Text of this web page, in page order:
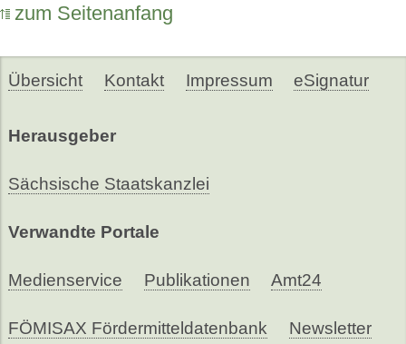
zum Seitenanfang
Übersicht Kontakt Impressum eSignatur
Herausgeber
Sächsische Staatskanzlei
Verwandte Portale
Medienservice Publikationen Amt24
FÖMISAX Fördermitteldatenbank Newsletter